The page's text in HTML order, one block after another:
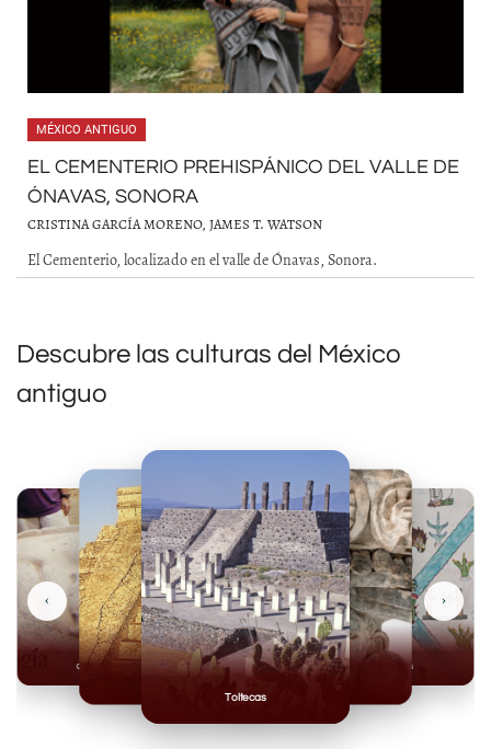
MÉXICO ANTIGUO
EL CEMENTERIO PREHISPÁNICO DEL VALLE DE
ÓNAVAS, SONORA
CRISTINA GARCÍA MORENO, JAMES T. WATSON
El Cementerio, localizado en el valle de Ónavas, Sonora.
Descubre las culturas del México
antiguo
Toltecas
Mexicas
Olmecas
‹ ›